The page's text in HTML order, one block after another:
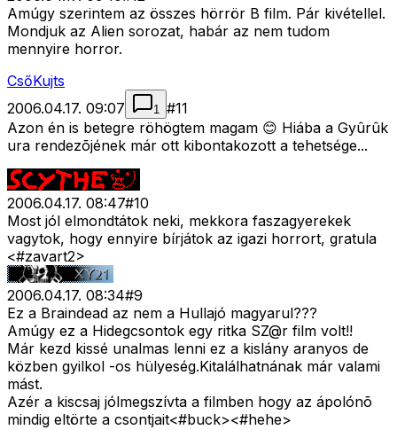
Amúgy szerintem az összes hörrör B film. Pár kivétellel.
Mondjuk az Alien sorozat, habár az nem tudom
mennyire horror.
CsőKujts
2006.04.17. 09:07
1 #11
Azon én is betegre röhögtem magam 😊 Hiába a Gyûrûk
ura rendezõjének már ott kibontakozott a tehetsége...
2006.04.17. 08:47#10
Most jól elmondtátok neki, mekkora faszagyerekek
vagytok, hogy ennyire bírjátok az igazi horrort, gratula
<#zavart2>
2006.04.17. 08:34#9
Ez a Braindead az nem a Hullajó magyarul???
Amúgy ez a Hidegcsontok egy ritka SZ@r film volt!!
Már kezd kissé unalmas lenni ez a kislány aranyos de
közben gyilkol -os hülyeség.Kitalálhatnának már valami
mást.
Azér a kiscsaj jólmegszívta a filmben hogy az ápolónõ
mindig eltörte a csontjait<#buck><#hehe>